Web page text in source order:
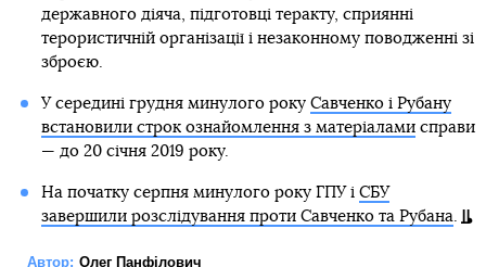
державного діяча, підготовці теракту, сприянні
терористичній організації і незаконному поводженні зі
зброєю.
У середині грудня минулого року Савченко і Рубану
встановили строк ознайомлення з матеріаламисправи
— до 20 січня 2019 року.
На початку серпня минулого року ГПУ і СБУ
завершили розслідування проти Савченко та Рубана
Автор: Олег Панфілович